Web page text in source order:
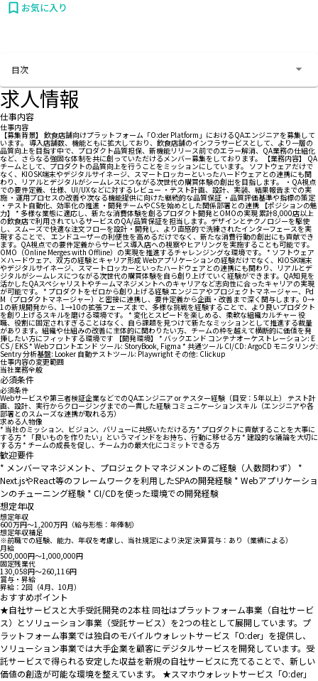
お気に入り
目次
求人情報
仕事内容
仕事内容
【募集背景】 飲食店舗向けプラットフォーム「O:der Platform」におけるQAエンジニアを募集して
います。 導入店舗数、機能ともに拡大しており、飲食店舗のインフラサービスとして、より一層の
品質向上を目指す中で、プロダクト品質担保、新機能リリース前でのエラー解消、QA業務の仕組化
など、さらなる強固な体制を共に創っていただけるメンバー募集をしております。 【業務内容】 QA
チームとして、プロダクトの品質向上を行うことをミッションにしています。 ソフトウェアだけで
なく、KIOSK端末やデジタルサイネージ、スマートロッカーといったハードウェアとの連携にも関
わり、リアルとデジタルがシームレスにつながる次世代の購買体験の創出を目指します。 ・QA視点
での要件定義、仕様、UI/UXなどに対するレビュー ・テスト計画、設計、実装、結果報告までの実
施 ・運用プロセスの改善や次なる機能提供に向けた継続的な品質保証 ・品質評価基準や指標の策定
・テスト自動化、効率化の推進 ・開発チームやCSを始めとした関係部署との連携 【ポジションの魅
力】 * 多様な業態に適応し、新たな消費体験を創るプロダクト開発とOMOの実現 累計8,000店以上
の飲食店で利用されているサービスのQA/品質保証を担当します。デザインとテクノロジーを駆使
し、スムーズで快適な注文フローを設計・開発し、より直感的で洗練されたインターフェースを実
現することで、 エンドユーザーの利便性を高めるだけでなく、新たな消費行動の創出にも貢献でき
ます。QA視点での要件定義からサービス導入店への視察やヒアリングを実施することも可能です。
OMO（Online Merges with Offline）の実現を推進するチャレンジングな環境です。 * ソフトウェア
×ハードウェア、双方の経験とキャリア形成 Webアプリケーションの経験だけでなく、KIOSK端末
やデジタルサイネージ、スマートロッカーといったハードウェアとの連携にも関わり、リアルとデ
ジタルがシームレスにつながる次世代の購買体験を自ら創り上げていく経験ができます。QA知見を
活かしたQAスペシャリストやチームマネジメントへのキャリアなど志向性に合ったキャリアの実現
が可能です。 * プロダクトをゼロから創り上げる経験 エンジニアやプロジェクトマネージャー、Pd
M（プロダクトマネージャー）と密接に連携し、要件定義から企画・改善まで深く関与します。0→
1の新規開発から、1→10の拡張フェーズまで、多様な挑戦を経験することで、より良いプロダクト
を創り上げるスキルを磨ける環境です。 * 変化とスピードを楽しめる、柔軟な組織カルチャー 役
職、役割に固定されすぎることはなく、自ら課題を見つけて新たなミッションとして推進する裁量
があります。組織や仕組みの改善に主体的に関わりたい方、チームの枠を越えて横断的に価値を発
揮したい方にフィットする環境です 【開発環境】 * バックエンド コンテナオーケストレーション: E
CS / EKS * Webフロントエンド ツール: StoryBook, Figma * 共通ツール CI/CD: ArgoCD モニタリング:
Sentry 分析基盤: Looker 自動テストツール: Playwright その他: Clickup
仕事内容の変更範囲
当社業務全般
必須条件
必須条件
Webサービスや第三者検証企業などでのQAエンジニア or テスター経験（目安：5年以上） テスト計
画、設計、実行からクロージングまでの一貫した経験 コミュニケーションスキル（エンジニアや各
部署とのスムーズな連携が取れる方）
求める人物像
* 当社のミッション、ビジョン、バリューに共感いただける方 * プロダクトに貢献することを大事に
する方 * 「良いものを作りたい」というマインドをお持ち、行動に移せる方 * 建設的な議論を大切に
する方 * チームの成長を促し、チーム力の最大化にコミットできる方
歓迎要件
* メンバーマネジメント、プロジェクトマネジメントのご経験（人数問わず） *
Next.jsやReact等のフレームワークを利用したSPAの開発経験 * Webアプリケーショ
ンのチューニング経験 * CI/CDを使った環境での開発経験
想定年収
想定年収
600万円〜1,200万円（給与形態：年俸制）
想定年収補足
※前職での経験、能力、年収を考慮し、当社規定により決定 決算賞与：あり（業績による）
月給
500,000円〜1,000,000円
固定残業代
130,058円〜260,116円
賞与・昇給
昇給：2回（4月、10月）
おすすめポイント
★自社サービスと大手受託開発の2本柱 同社はプラットフォーム事業（自社サービ
ス）とソリューション事業（受託サービス）を2つの柱として展開しています。プ
ラットフォーム事業では独自のモバイルウォレットサービス「O:der」を提供し、
ソリューション事業では大手企業を顧客にデジタルサービスを開発しています。受
託サービスで得られる安定した収益を新規の自社サービスに充てることで、新しい
価値の創造が可能な環境を整えています。 ★スマホウォレットサービス「O:der」